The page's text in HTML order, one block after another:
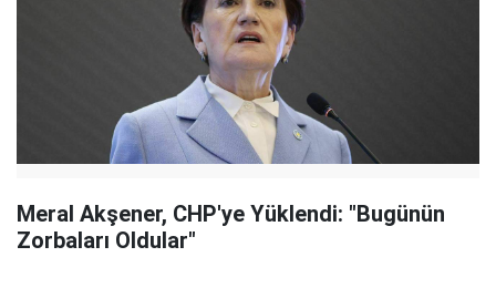
Meral Akşener, CHP'ye Yüklendi: "Bugünün
Zorbaları Oldular"